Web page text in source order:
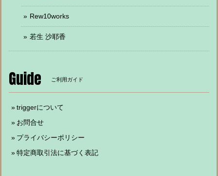
Rew10works
若生 沙耶香
Guide ご利用ガイド
triggerについて
お問合せ
プライバシーポリシー
特定商取引法に基づく表記